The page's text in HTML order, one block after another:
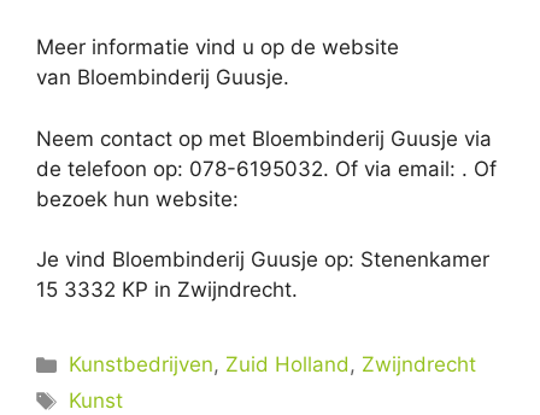
Meer informatie vind u op de website
van Bloembinderij Guusje.
Neem contact op met Bloembinderij Guusje via
de telefoon op: 078-6195032. Of via email: . Of
bezoek hun website:
Je vind Bloembinderij Guusje op: Stenenkamer
15 3332 KP in Zwijndrecht.
Categorieën
Kunstbedrijven, Zuid Holland, Zwijndrecht
Tags
Kunst